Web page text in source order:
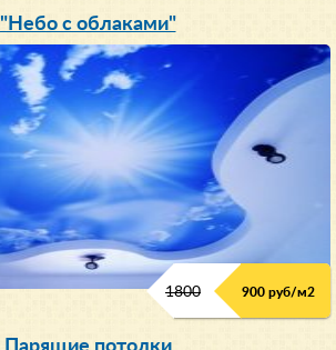
"Небо с облаками"
1800 900 руб/м2